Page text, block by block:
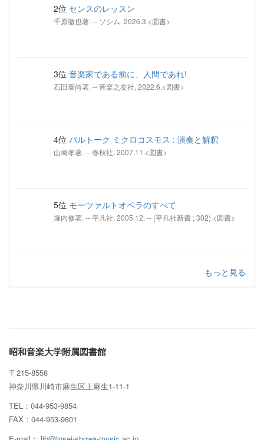
2位 センスのレッスン
千原徹也著. -- ソシム, 2026.3.<図書>
3位 音楽家である前に、人間であれ!
石田泰尚著. -- 音楽之友社, 2022.6.<図書>
4位 バルトーク ミクロコスモス : 演奏と解釈
山崎孝著. -- 春秋社, 2007.11.<図書>
5位 モーツァルトオペラのすべて
堀内修著. -- 平凡社, 2005.12. -- (平凡社新書 ; 302).<図書>
もっと見る
昭和音楽大学附属図書館
〒215-8558
神奈川県川崎市麻生区上麻生1-11-1
TEL：044-953-9854
FAX：044-953-9801